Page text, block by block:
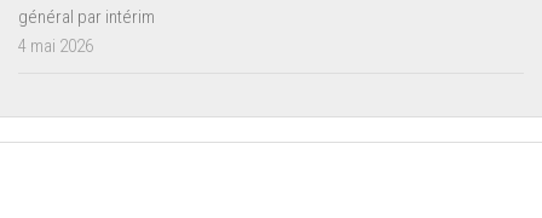
général par intérim
4 mai 2026